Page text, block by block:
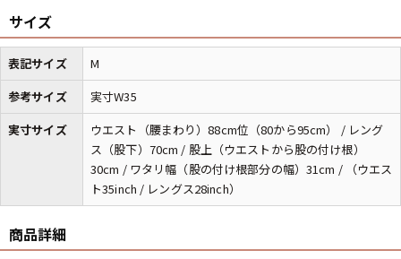
Tシャツ
パンツ
W30以下 W31,W32 W33,W34
Search by Maniac マニアックから探す
Tシャツ
サイズ
表記サイズ
M
参考サイズ
実寸W35
実寸サイズ
ウエスト（腰まわり）88cm位（80から95cm） / レング
ス（股下）70cm / 股上（ウエストから股の付け根）
30cm / ワタリ幅（股の付け根部分の幅）31cm / （ウエス
ト35inch / レングス28inch）
商品詳細